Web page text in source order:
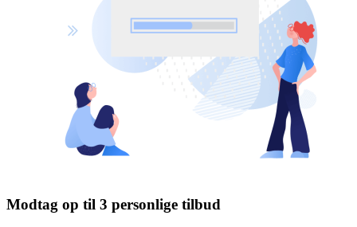
Modtag op til 3 personlige tilbud